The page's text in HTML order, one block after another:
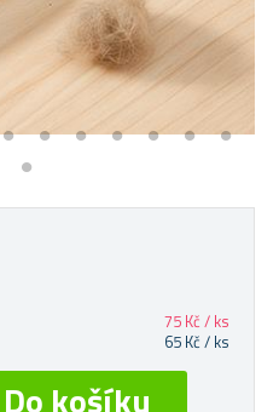
75 Kč / ks
65 Kč / ks